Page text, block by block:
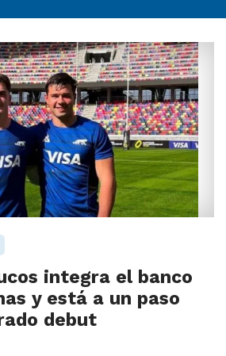
integra el banco
y está a un paso
debut